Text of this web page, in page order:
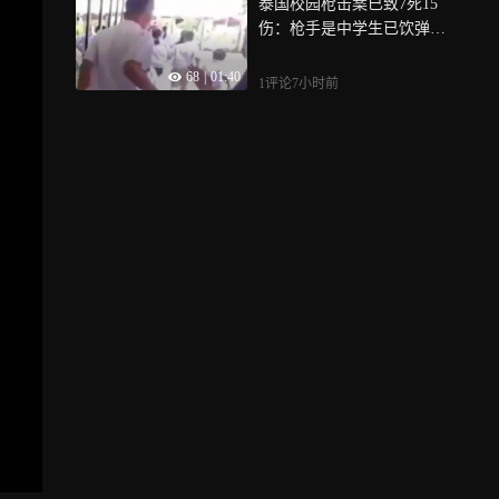
68 | 01:40
泰国校园枪击案已致7死15
伤：枪手是中学生已饮弹自
1评论7小时前